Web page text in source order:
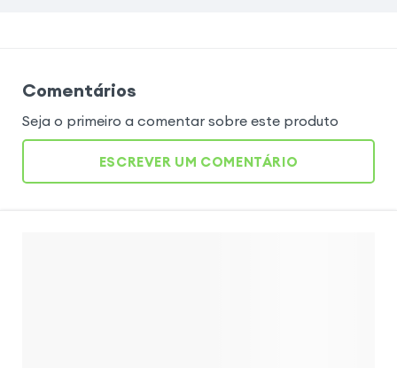
Comentários
Seja o primeiro a comentar sobre este produto
ESCREVER UM COMENTÁRIO